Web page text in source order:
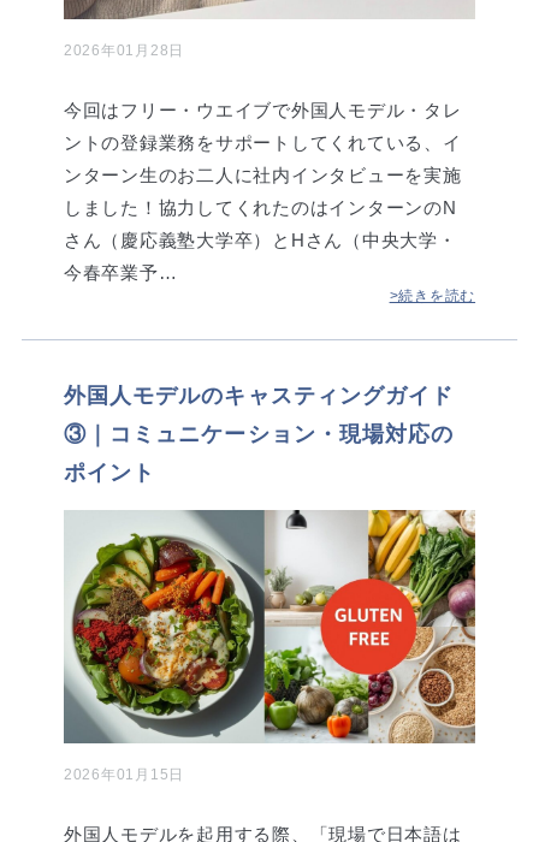
2026年01月28日
今回はフリー・ウエイブで外国人モデル・タレ
ントの登録業務をサポートしてくれている、イ
ンターン生のお二人に社内インタビューを実施
しました！協力してくれたのはインターンのN
さん（慶応義塾大学卒）とHさん（中央大学・
今春卒業予…
>続きを読む
外国人モデルのキャスティングガイド
③｜コミュニケーション・現場対応の
ポイント
2026年01月15日
外国人モデルを起用する際、「現場で日本語は